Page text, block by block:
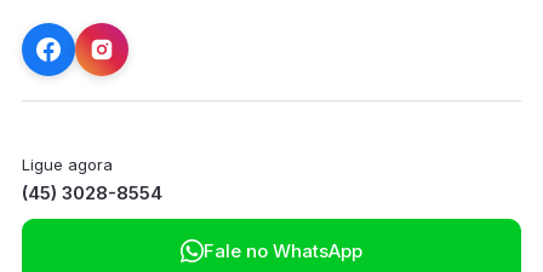
Ligue agora
(45) 3028-8554
Fale no WhatsApp